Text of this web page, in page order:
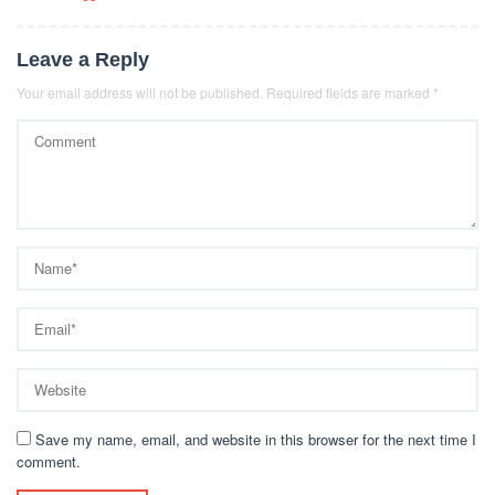
Leave a Reply
Your email address will not be published. Required fields are marked *
Save my name, email, and website in this browser for the next time I
comment.